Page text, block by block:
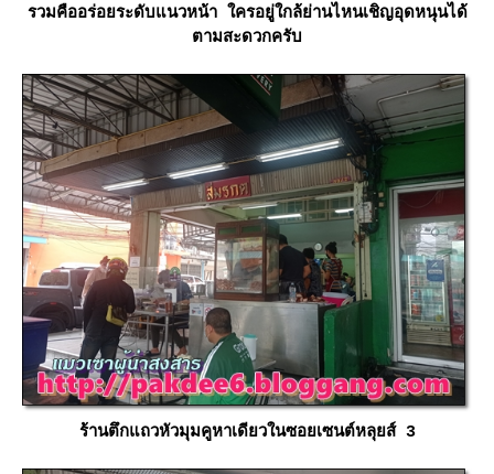
รวมคืออร่อยระดับแนวหน้า ใครอยู่ใกล้ย่านไหนเชิญอุดหนุนได้
ตามสะดวกครับ
ร้านตึกแถวหัวมุมคูหาเดียวในซอยเซนต์หลุยส์ 3